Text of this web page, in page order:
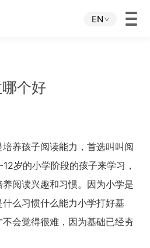
EN
个好
养孩子阅读能力，首选叫叫阅
岁的小学阶段的孩子来学习，
阅读兴趣和习惯。因为小学是
么习惯什么能力小学打好基
会觉得很难，因为基础已经夯